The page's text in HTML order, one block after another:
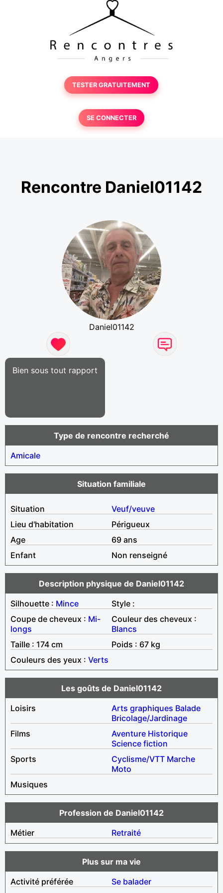
TESTER GRATUITEMENT
SE CONNECTER
Rencontre Daniel01142
Daniel01142
Bien sous tout rapport
Type de rencontre recherché
Amicale
Situation familiale
Situation
Veuf/veuve
Lieu d'habitation
Périgueux
Age
69 ans
Enfant
Non renseigné
Description physique de Daniel01142
Silhouette : Mince
Style :
Coupe de cheveux : Mi-
longs
Couleur des cheveux :
Blancs
Taille : 174 cm
Poids : 67 kg
Couleurs des yeux : Verts
Les goûts de Daniel01142
Loisirs
Arts graphiques Balade
Bricolage/Jardinage
Films
Aventure Historique
Science fiction
Sports
Cyclisme/VTT Marche
Moto
Musiques
Profession de Daniel01142
Métier
Retraité
Plus sur ma vie
Activité préférée
Se balader